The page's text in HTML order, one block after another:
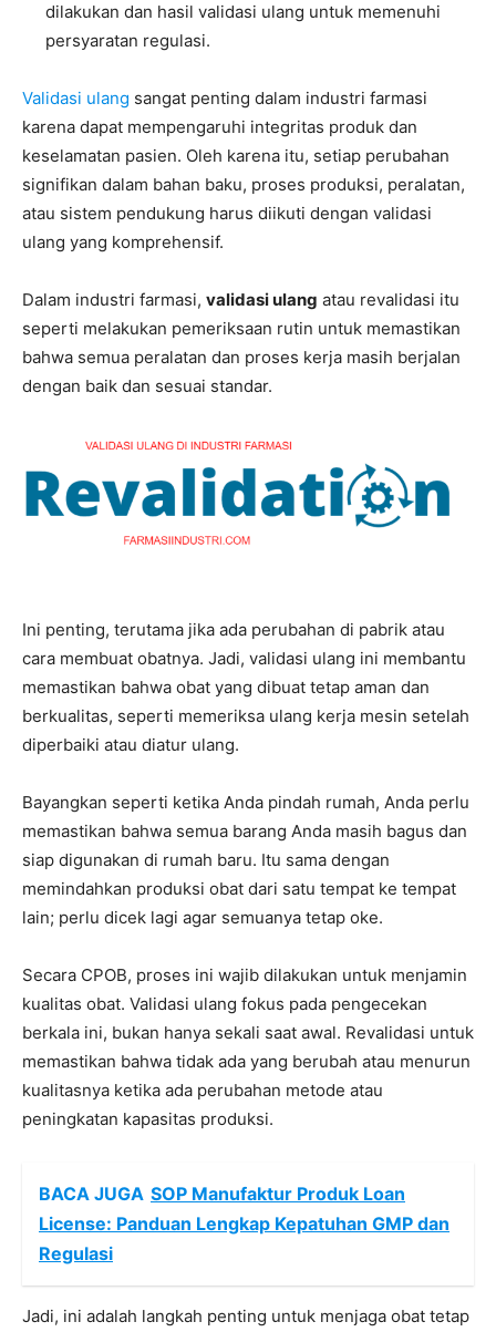
dilakukan dan hasil validasi ulang untuk memenuhi
persyaratan regulasi.
Validasi ulang sangat penting dalam industri farmasi
karena dapat mempengaruhi integritas produk dan
keselamatan pasien. Oleh karena itu, setiap perubahan
signifikan dalam bahan baku, proses produksi, peralatan,
atau sistem pendukung harus diikuti dengan validasi
ulang yang komprehensif.
Dalam industri farmasi, validasi ulang atau revalidasi itu
seperti melakukan pemeriksaan rutin untuk memastikan
bahwa semua peralatan dan proses kerja masih berjalan
dengan baik dan sesuai standar.
Ini penting, terutama jika ada perubahan di pabrik atau
cara membuat obatnya. Jadi, validasi ulang ini membantu
memastikan bahwa obat yang dibuat tetap aman dan
berkualitas, seperti memeriksa ulang kerja mesin setelah
diperbaiki atau diatur ulang.
Bayangkan seperti ketika Anda pindah rumah, Anda perlu
memastikan bahwa semua barang Anda masih bagus dan
siap digunakan di rumah baru. Itu sama dengan
memindahkan produksi obat dari satu tempat ke tempat
lain; perlu dicek lagi agar semuanya tetap oke.
Secara CPOB, proses ini wajib dilakukan untuk menjamin
kualitas obat. Validasi ulang fokus pada pengecekan
berkala ini, bukan hanya sekali saat awal. Revalidasi untuk
memastikan bahwa tidak ada yang berubah atau menurun
kualitasnya ketika ada perubahan metode atau
peningkatan kapasitas produksi.
BACA JUGA SOP Manufaktur Produk Loan
License: Panduan Lengkap Kepatuhan GMP dan
Regulasi
Jadi, ini adalah langkah penting untuk menjaga obat tetap